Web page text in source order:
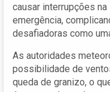
causar interrupções
emergência,
desafiadoras como
As autoridades
possibilidade de
queda de granizo, o